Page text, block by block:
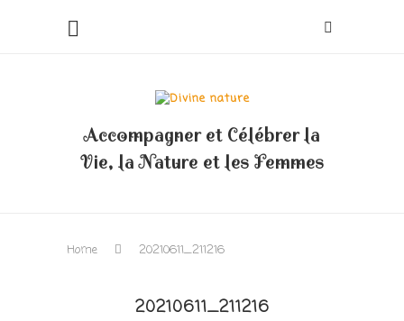
Accompagner et Célébrer la
Vie, la Nature et les Femmes
Home 20210611_211216
20210611_211216